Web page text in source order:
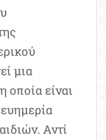
μια
οποία είναι
Αντί